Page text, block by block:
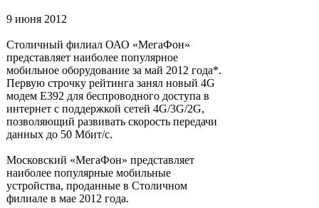
9 июня 2012
Столичный филиал ОАО «МегаФон»
представляет наиболее популярное
мобильное оборудование за май 2012 года*.
Первую строчку рейтинга занял новый 4G
модем E392 для беспроводного доступа в
интернет с поддержкой сетей 4G/3G/2G,
позволяющий развивать скорость передачи
данных до 50 Мбит/с.
Московский «МегаФон» представляет
наиболее популярные мобильные
устройства, проданные в Столичном
филиале в мае 2012 года.